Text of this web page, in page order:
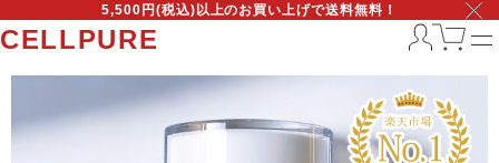
5,500円(税込)以上のお買い上げで送料無料！
CELLPURE